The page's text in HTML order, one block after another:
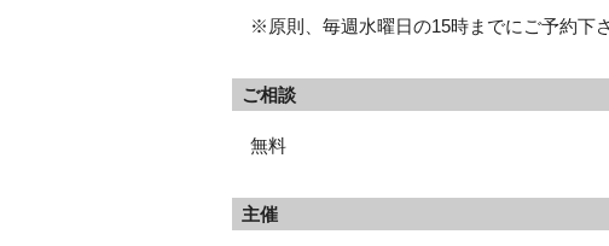
※原則、毎週水曜日の15時までにご予約下さ
ご相談
無料
主催